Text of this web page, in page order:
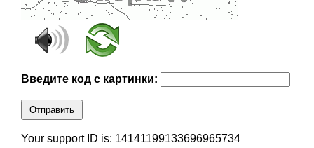
Введите код с картинки:
Отправить
Your support ID is: 14141199133696965734